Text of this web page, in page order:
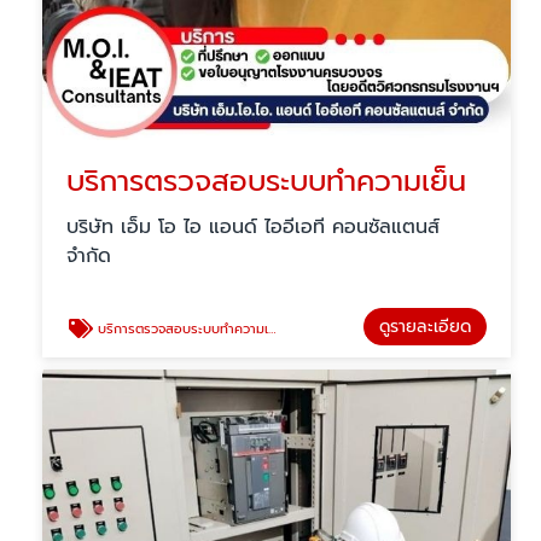
บริการตรวจสอบระบบทำความเย็น
บริษัท เอ็ม โอ ไอ แอนด์ ไออีเอที คอนซัลแตนส์
จำกัด
บริการตรวจสอบระบบทำความเย็น ดูรายละเอียด